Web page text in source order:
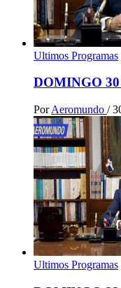
Ultimos Programas
DOMINGO
Por Aeromundo /
Ultimos Programas